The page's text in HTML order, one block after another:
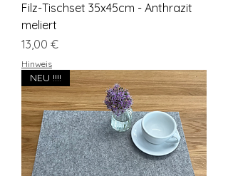
Filz-Tischset 35x45cm - Anthrazit
meliert
Preis
13,00 €
Hinweis
NEU !!!!